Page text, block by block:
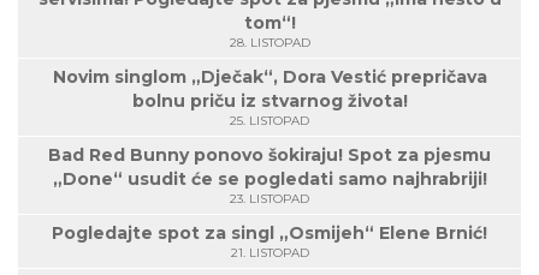
tom“!
28. LISTOPAD
Novim singlom „Dječak“, Dora Vestić prepričava
bolnu priču iz stvarnog života!
25. LISTOPAD
Bad Red Bunny ponovo šokiraju! Spot za pjesmu
„Done“ usudit će se pogledati samo najhrabriji!
23. LISTOPAD
Pogledajte spot za singl „Osmijeh“ Elene Brnić!
21. LISTOPAD